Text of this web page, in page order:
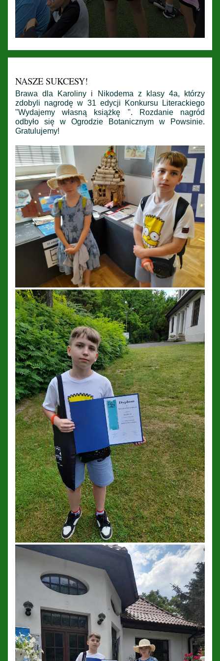
NASZE SUKCESY!
Brawa dla Karoliny i Nikodema z klasy 4a, którzy
zdobyli nagrodę w 31 edycji Konkursu Literackiego
"Wydajemy własną książkę ". Rozdanie nagród
odbyło się w Ogrodzie Botanicznym w Powsinie.
Gratulujemy!